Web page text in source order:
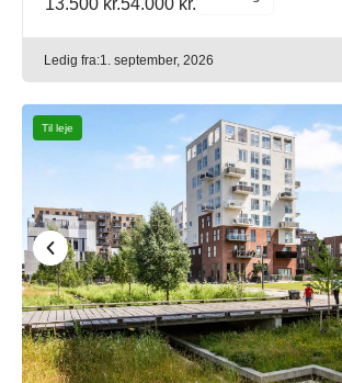
13.500 kr.54.000 kr.
Ledig fra:1. september, 2026
Til leje